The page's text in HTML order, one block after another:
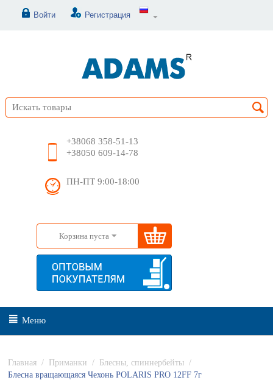
Войти Регистрация
+38068 358-51-13
+38050 609-14-78
ПН-ПТ 9:00-18:00
Корзина пуста
Меню
Главная / Приманки / Блесны, спиннербейты /
Блесна вращающаяся Чехонь POLARIS PRO 12FF 7г